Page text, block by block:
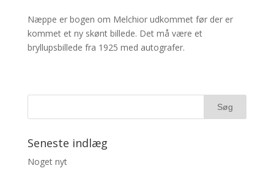
Næppe er bogen om Melchior udkommet før der er
kommet et ny skønt billede. Det må være et
bryllupsbillede fra 1925 med autografer.
Seneste indlæg
Noget nyt